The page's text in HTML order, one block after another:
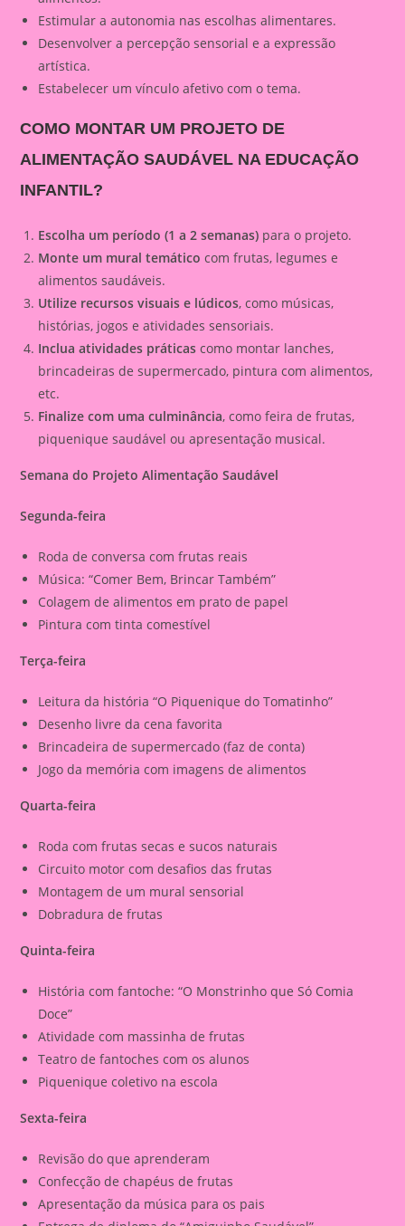
Estimular a autonomia nas escolhas alimentares.
Desenvolver a percepção sensorial e a expressão
artística.
Estabelecer um vínculo afetivo com o tema.
COMO MONTAR UM PROJETO DE
ALIMENTAÇÃO SAUDÁVEL NA EDUCAÇÃO
INFANTIL?
Escolha um período (1 a 2 semanas) para o projeto.
Monte um mural temático com frutas, legumes e
alimentos saudáveis.
Utilize recursos visuais e lúdicos, como músicas,
histórias, jogos e atividades sensoriais.
Inclua atividades práticas como montar lanches,
brincadeiras de supermercado, pintura com alimentos,
etc.
Finalize com uma culminância, como feira de frutas,
piquenique saudável ou apresentação musical.
Semana do Projeto Alimentação Saudável
Segunda-feira
Roda de conversa com frutas reais
Música: “Comer Bem, Brincar Também”
Colagem de alimentos em prato de papel
Pintura com tinta comestível
Terça-feira
Leitura da história “O Piquenique do Tomatinho”
Desenho livre da cena favorita
Brincadeira de supermercado (faz de conta)
Jogo da memória com imagens de alimentos
Quarta-feira
Roda com frutas secas e sucos naturais
Circuito motor com desafios das frutas
Montagem de um mural sensorial
Dobradura de frutas
Quinta-feira
História com fantoche: “O Monstrinho que Só Comia
Doce”
Atividade com massinha de frutas
Teatro de fantoches com os alunos
Piquenique coletivo na escola
Sexta-feira
Revisão do que aprenderam
Confecção de chapéus de frutas
Apresentação da música para os pais